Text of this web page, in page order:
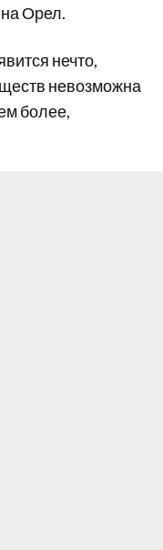
Орел.
нечто,
невозможна
более,